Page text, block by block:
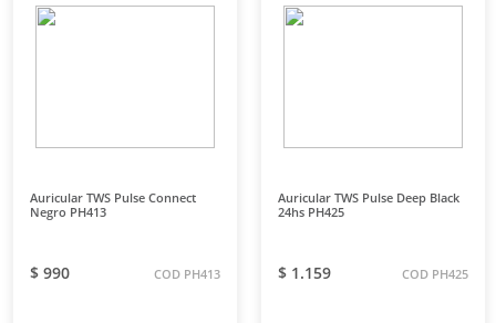
Auricular TWS Pulse Connect
Negro PH413
$ 990 COD PH413
Auricular TWS Pulse Deep Black
24hs PH425
$ 1.159 COD PH425